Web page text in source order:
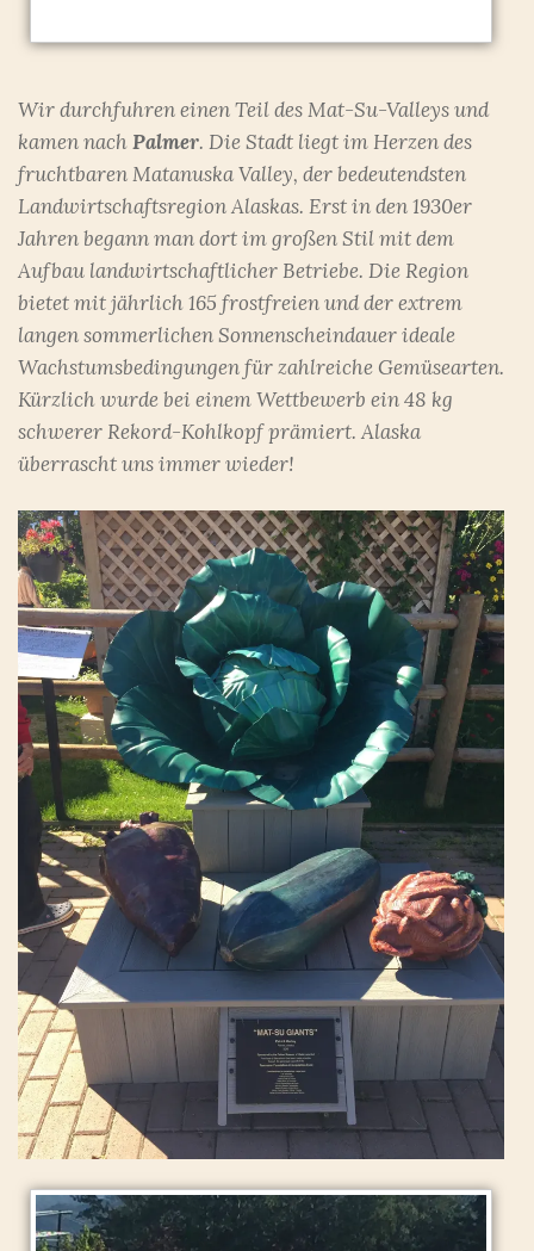
Wir durchfuhren einen Teil des Mat-Su-Valleys und
kamen nachPalmer. Die Stadt liegt im Herzen des
fruchtbaren Matanuska Valley, der bedeutendsten
Landwirtschaftsregion Alaskas. Erst in den 1930er
Jahren begann man dort im großen Stil mit dem
Aufbau landwirtschaftlicher Betriebe. Die Region
bietet mit jährlich 165 frostfreien und der extrem
langen sommerlichen Sonnenscheindauer ideale
Wachstumsbedingungen für zahlreiche Gemüsearten.
Kürzlich wurde bei einem Wettbewerb ein 48 kg
schwerer Rekord-Kohlkopf prämiert. Alaska
überrascht uns immer wieder!